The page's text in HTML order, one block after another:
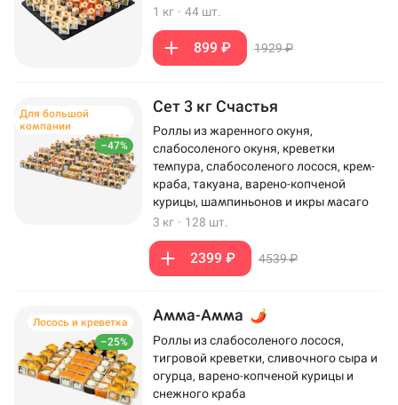
1 кг · 44 шт.
899 ₽ 1929 ₽
–47%
Для большой
компании
Сет 3 кг Счастья
Роллы из жаренного окуня,
слабосоленого окуня, креветки
темпура, слабосоленого лосося, крем-
краба, такуана, варено-копченой
курицы, шампиньонов и икры масаго
3 кг · 128 шт.
2399 ₽ 4539 ₽
–25%
Лосось и креветка Амма-Амма
Роллы из слабосоленого лосося,
тигровой креветки, сливочного сыра и
огурца, варено-копченой курицы и
снежного краба